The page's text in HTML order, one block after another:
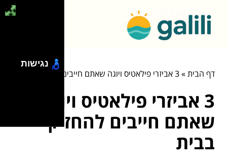
דף הבית»3 אביזרי פילאטיס ויוגה שאתם חייבים להחזיק בבית
3 אביזרי פילאטיס ויוגה
שאתם חייבים להחזיק
בבית
נגישות